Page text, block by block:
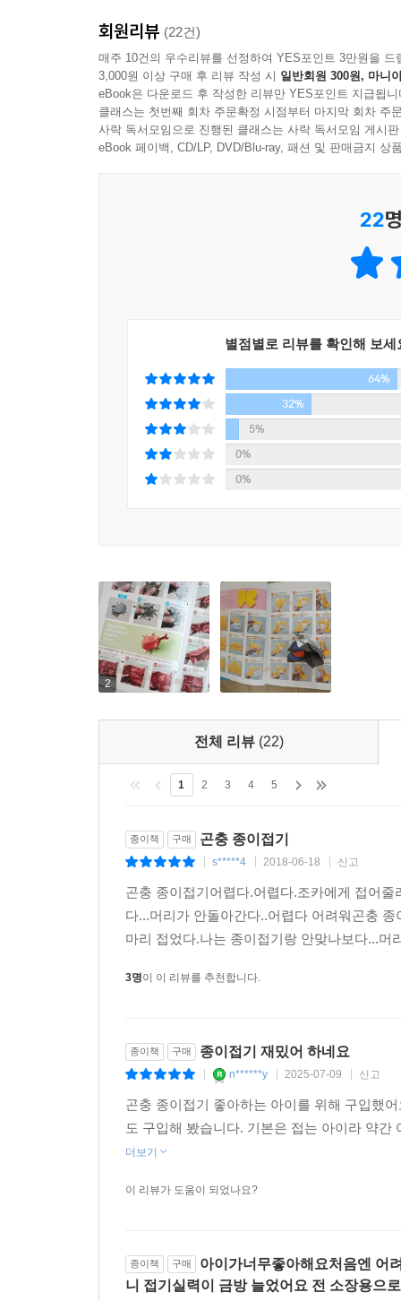
회원리뷰 (22건)
매주 10건의 우수리뷰를 선정하여 YES포인트 3만원을 드
3,000원 이상 구매 후 리뷰 작성 시 일반회원 300원, 마니
eBook은 다운로드 후 작성한 리뷰만 YES포인트 지급됩니
클래스는 첫번째 회차 주문확정 시점부터 마지막 회차 주
사락 독서모임으로 진행된 클래스는 사락 독서모임 게시
eBook 페이백, CD/LP, DVD/Blu-ray, 패션 및 판매금지 상
22
별점별로 리뷰를 확인해 보세
64%
32%
5%
0%
0%
2
전체 리뷰 (22)
1 2 3 4 5
종이책 구매 곤충 종이접기
s*****4 2018-06-18 신고
곤충 종이접기어렵다.어렵다.조카에게 접어
다...머리가 안돌아간다..어렵다 어려워곤충
마리 접었다.나는 종이접기랑 안맞나보다...
3명이 이 리뷰를 추천합니다.
종이책 구매 종이접기 재밌어 하네요
n******y 2025-07-09 신고
곤충 종이접기 좋아하는 아이를 위해 구입했
도 구입해 봤습니다. 기본은 접는 아이라 약
더보기
이 리뷰가 도움이 되었나요?
종이책 구매
아이가너무좋아해요처음엔 어
니 접기실력이 금방 늘었어요 전 소장용으